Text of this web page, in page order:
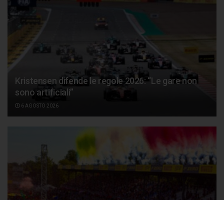
Kristensen difende le regole 2026: “Le gare non
sono artificiali”
6 AGOSTO 2026